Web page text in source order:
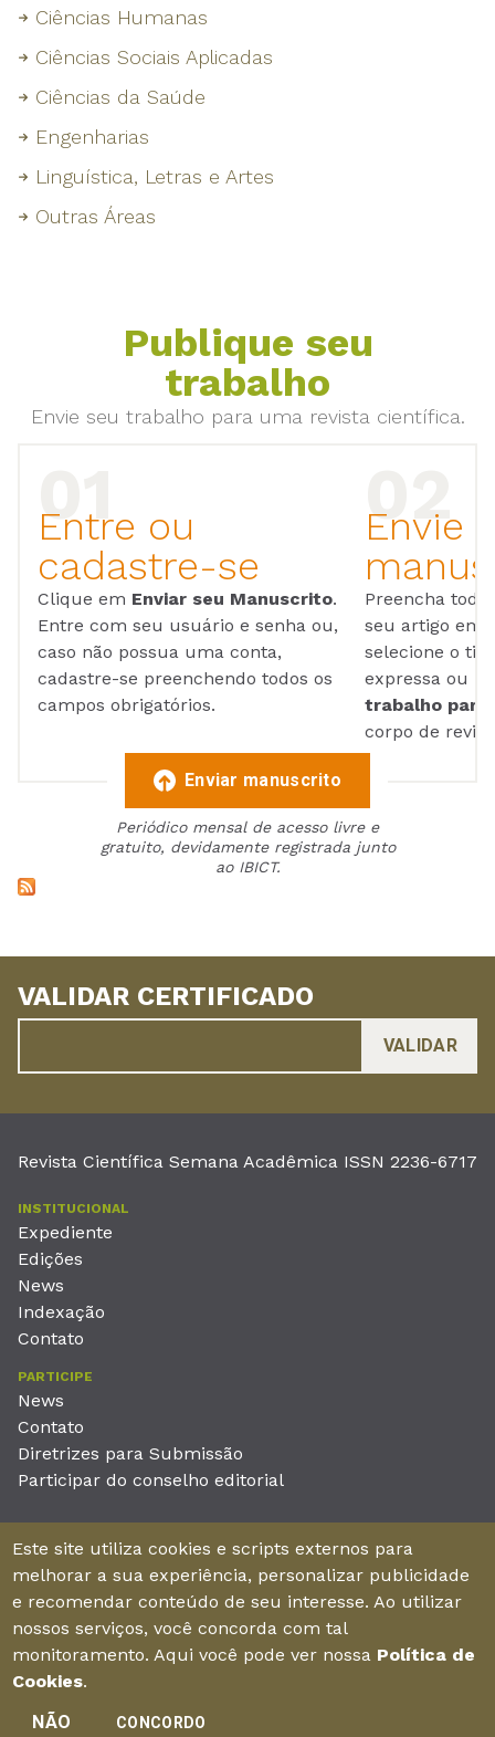
Ciências Humanas
Ciências Sociais Aplicadas
Ciências da Saúde
Engenharias
Linguística, Letras e Artes
Outras Áreas
Publique seu
trabalho
Envie seu trabalho para uma revista científica.
Entre ou
cadastre-se
Clique em Enviar seu Manuscrito.
Entre com seu usuário e senha ou,
caso não possua uma conta,
cadastre-se preenchendo todos os
campos obrigatórios.
Envie
Preencha
seu artigo em
selecione o
expressa ou
trabalho para
corpo de
Enviar manuscrito
Periódico mensal de acesso livre e
gratuito, devidamente registrada junto
ao IBICT.
VALIDAR CERTIFICADO
Revista Científica Semana Acadêmica ISSN 2236-6717
INSTITUCIONAL
Expediente
Edições
News
Indexação
Contato
PARTICIPE
News
Contato
Diretrizes para Submissão
Participar do conselho editorial
Unieducar Inteligência Educacional Ltda
CNPJ: 05.569.970/0001-26
Av. Desembargador Moreira, No. 2001 – 11º andar - Bairro
Aldeota
Fortaleza – Ceará - Brasil - CEP 60170-001
Enviar manuscrito
Este site utiliza cookies e scripts externos para
melhorar a sua experiência, personalizar publicidade
e recomendar conteúdo de seu interesse. Ao utilizar
nossos serviços, você concorda com tal
monitoramento. Aqui você pode ver nossa Política de
Cookies.
NÃO
CONCORDO